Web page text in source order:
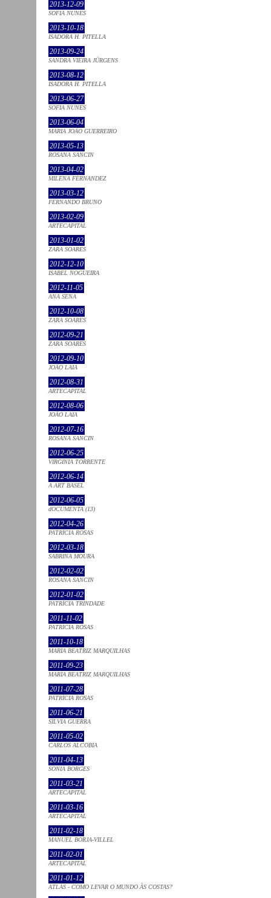
2013-12-09
SOFIA NUNES
2013-10-18
ISADORA H. PITELLA
2013-09-24
SANDRA VIEIRA JÜRGENS
2013-08-12
ISADORA H. PITELLA
2013-06-27
SOFIA NUNES
2013-06-04
MARIA JOÃO GUERREIRO
2013-05-13
ROSANA SANCIN
2013-04-02
MILENA FÉRNANDEZ
2013-03-12
FERNANDO BRUNO
2013-02-09
ARTECAPITAL
2013-01-02
ZARA SOARES
2012-12-10
ISABEL NOGUEIRA
2012-11-05
ANA SENA
2012-10-08
ZARA SOARES
2012-09-21
ZARA SOARES
2012-09-10
JOÃO LAIA
2012-08-31
ARTECAPITAL
2012-08-06
JOÃO LAIA
2012-07-16
ROSANA SANCIN
2012-06-25
VIRGINIA TORRENTE
2012-06-14
A ART BASEL
2012-06-05
dOCUMENTA (13)
2012-04-26
PATRÍCIA ROSAS
2012-03-18
SABRINA MOURA
2012-02-02
ROSANA SANCIN
2012-01-02
PATRÍCIA TRINDADE
2011-11-02
PATRÍCIA ROSAS
2011-10-18
MARIA BEATRIZ MARQUILHAS
2011-09-23
MARIA BEATRIZ MARQUILHAS
2011-07-28
PATRÍCIA ROSAS
2011-06-21
SÍLVIA GUERRA
2011-05-02
CARLOS ALCOBIA
2011-04-13
SÓNIA BORGES
2011-03-21
ARTECAPITAL
2011-03-16
ARTECAPITAL
2011-02-18
MANUEL BORJA-VILLEL
2011-02-01
ARTECAPITAL
2011-01-12
ATLAS - COMO LEVAR O MUNDO ÀS COSTAS?